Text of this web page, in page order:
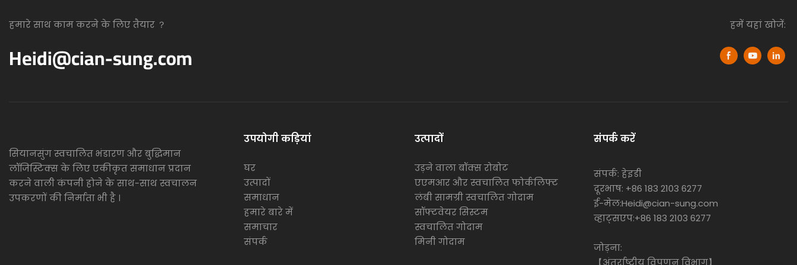
हमारे साथ काम करने के लिए तैयार ？
Heidi@cian-sung.com
हमें यहां खोजें:
सियानसुंग स्वचालित भंडारण और बुद्धिमान
लॉजिस्टिक्स के लिए एकीकृत समाधान प्रदान
करने वाली कंपनी होने के साथ-साथ स्वचालन
उपकरणों की निर्माता भी है ।
उपयोगी कड़ियां
घर
उत्पादों
समाधान
हमारे बारे में
समाचार
संपर्क
उत्पादों
उड़ने वाला बॉक्स रोबोट
एएमआर और स्वचालित फोर्कलिफ्ट
लंबी सामग्री स्वचालित गोदाम
सॉफ्टवेयर सिस्टम
स्वचालित गोदाम
मिनी गोदाम
संपर्क करें
संपर्क: हेइडी
दूरभाष: +86 183 2103 6277
ई-मेल:Heidi@cian-sung.com
व्हाट्सएप:+86 183 2103 6277
जोड़ना:
【अंतर्राष्ट्रीय विपणन विभाग】